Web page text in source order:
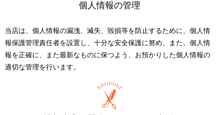
個人情報の管理
当店は、個人情報の漏洩、滅失、毀損等を防止するために、個人情
報保護管理責任者を設置し、十分な安全保護に努め、また、個人情
報を正確に、また最新なものに保つよう、お預かりした個人情報の
適切な管理を行います。